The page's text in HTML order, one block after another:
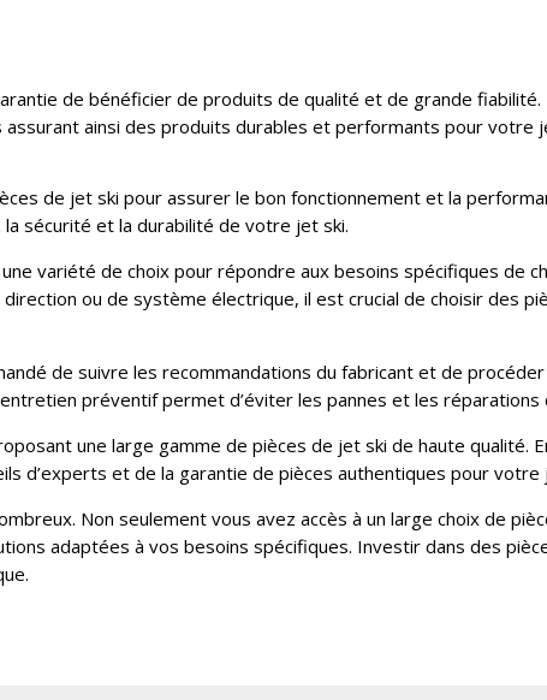
de bénéficier de produits de qualité et de grande fiabilité.
ainsi des produits durables et performants pour votre
de jet ski pour assurer le bon fonctionnement et la
sécurité et la durabilité de votre jet ski.
variété de choix pour répondre aux besoins spécifiques de
ou de système électrique, il est crucial de choisir des
de suivre les recommandations du fabricant et de
préventif permet d’éviter les pannes et les réparations
une large gamme de pièces de jet ski de haute qualité.
d’experts et de la garantie de pièces authentiques pour votre
Non seulement vous avez accès à un large choix de
adaptées à vos besoins spécifiques. Investir dans des